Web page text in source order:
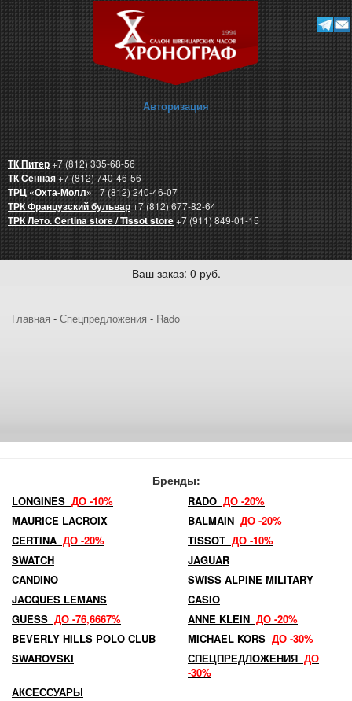
Авторизация
ТК Питер+7 (812) 335-68-56
ТК Сенная+7 (812) 740-46-56
ТРЦ «Охта-Молл»+7 (812) 240-46-07
ТРК Французский бульвар+7 (812) 677-82-64
ТРК Лето. Certina store / Tissot store+7 (911) 849-01-15
Ваш заказ: 0 руб.
Главная - Спецпредложения - Rado
Бренды:
LONGINES ДО -10% RADO ДО -20%
MAURICE LACROIX
BALMAIN ДО -20%
CERTINA ДО -20% TISSOT ДО -10%
SWATCH
JAGUAR
CANDINO
SWISS ALPINE MILITARY
JACQUES LEMANS
CASIO
GUESS ДО -76,6667% ANNE KLEIN ДО -20%
BEVERLY HILLS POLO CLUB
MICHAEL KORS ДО -30%
SWAROVSKI
СПЕЦПРЕДЛОЖЕНИЯ ДО
-30%
АКСЕССУАРЫ